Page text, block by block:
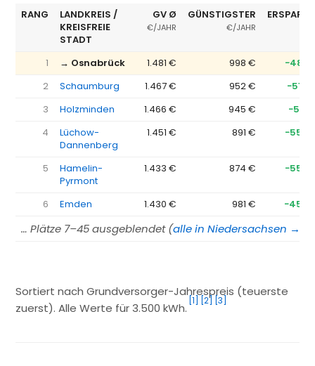
RANG
LANDKREIS /
KREISFREIE
STADT
GV Ø
€/JAHR
GÜNSTIGSTER
€/JAHR
1 → Osnabrück 1.481 € 998 €
−483
2
Schaumburg 1.467 € 952 €
−514
3
Holzminden 1.466 € 945 €
−521
4
Lüchow-
Dannenberg
1.451 € 891 € −559
5
Hamelin-
Pyrmont
1.433 € 874 € −559
6 Emden 1.430 € 981 € −450
… Plätze 7–45 ausgeblendet (alle in Niedersachsen →
Sortiert nach Grundversorger-Jahrespreis (teuerste
zuerst). Alle Werte für 3.500 kWh.
[1] [2] [3]